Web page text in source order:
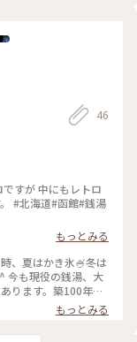
46
もっとみる
、夏はかき氷🍧冬は
今も現役の銭湯、大
ります。築100年以
トロ
もっとみる